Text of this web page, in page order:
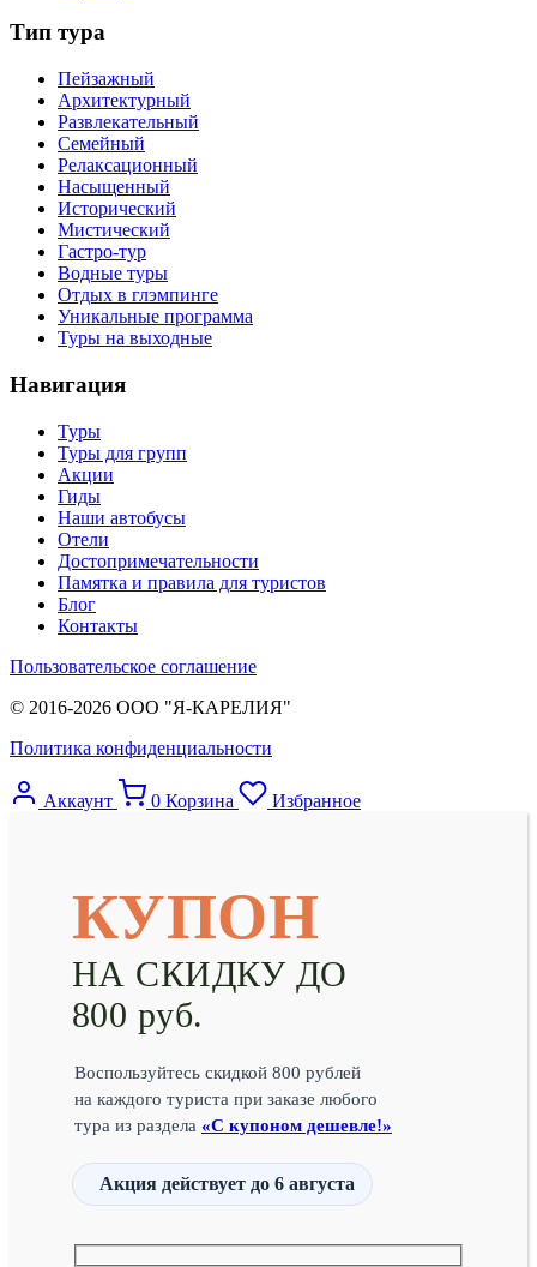
Тип тура
Пейзажный
Архитектурный
Развлекательный
Семейный
Релаксационный
Насыщенный
Исторический
Мистический
Гастро-тур
Водные туры
Отдых в глэмпинге
Уникальные программа
Туры на выходные
Навигация
Туры
Туры для групп
Акции
Гиды
Наши автобусы
Отели
Достопримечательности
Памятка и правила для туристов
Блог
Контакты
Пользовательское соглашение
© 2016-2026 ООО "Я-КАРЕЛИЯ"
Политика конфиденциальности
Аккаунт 0 Корзина Избранное
КУПОН
НА СКИДКУ ДО
800 руб.
Воспользуйтесь скидкой 800 рублей
на каждого туриста при заказе любого
тура из раздела «С купоном дешевле!»
Акция действует до 6 августа